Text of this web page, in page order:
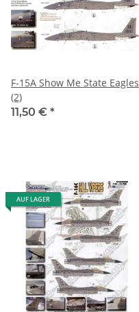
F-15A Show Me State Eagles
(2)
11,50 € *
AUF LAGER